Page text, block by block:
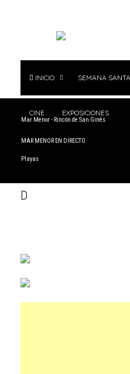
INICIO SEMANA SANTA
CINE EXPOSICIONES
Mar Menor - Rincón de San Ginés
MAR MENOR EN DIRECTO
Playas
D